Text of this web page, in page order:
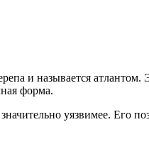
и называется
форма.
уязвимее. Его